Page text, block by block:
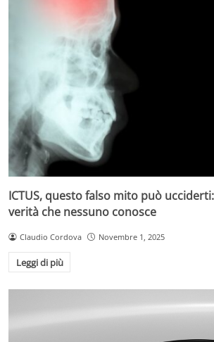
ICTUS, questo falso mito può
verità che nessuno conosce
Claudio Cordova Novembre 1, 2025
Leggi di più